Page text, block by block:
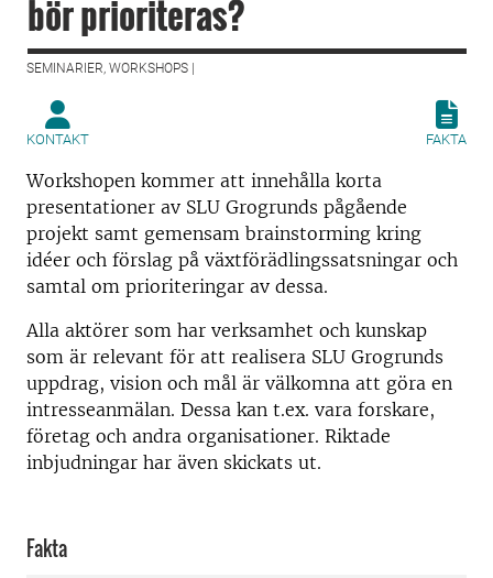
bör prioriteras?
SEMINARIER, WORKSHOPS |
KONTAKT FAKTA
Workshopen kommer att innehålla korta
presentationer av SLU Grogrunds pågående
projekt samt gemensam brainstorming kring
idéer och förslag på växtförädlingssatsningar och
samtal om prioriteringar av dessa.
Alla aktörer som har verksamhet och kunskap
som är relevant för att realisera SLU Grogrunds
uppdrag, vision och mål är välkomna att göra en
intresseanmälan. Dessa kan t.ex. vara forskare,
företag och andra organisationer. Riktade
inbjudningar har även skickats ut.
Fakta